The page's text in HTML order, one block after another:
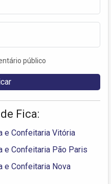
público
Fica:
e Confeitaria Vitória
e Confeitaria Pão Paris
e Confeitaria Nova